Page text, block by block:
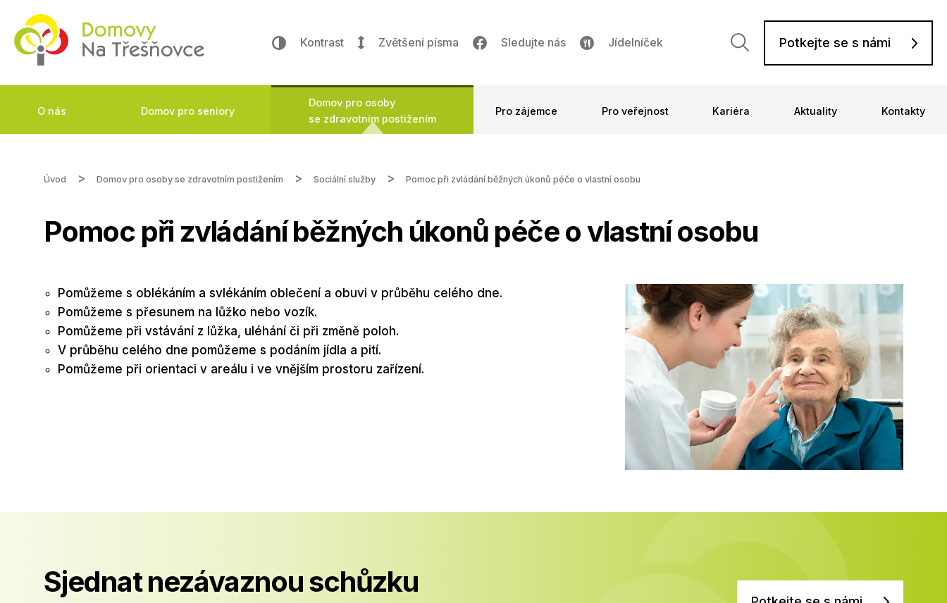
Kontrast Zvětšení písma Sledujte nás Jídelníček Potkejte se s námi
O nás Domov pro seniory
Domov pro osoby
se zdravotním postižením
Pro zájemce Pro veřejnost Kariéra Aktuality Kontakty
Úvod Domov pro osoby se zdravotním postižením Sociální služby Pomoc při zvládání běžných úkonů péče o vlastní osobu
Pomoc při zvládání běžných úkonů péče o vlastní osobu
Pomůžeme s oblékáním a svlékáním oblečení a obuvi v průběhu celého dne.
Pomůžeme s přesunem na lůžko nebo vozík.
Pomůžeme při vstávání z lůžka, uléhání či při změně poloh.
V průběhu celého dne pomůžeme s podáním jídla a pití.
Pomůžeme při orientaci v areálu i ve vnějším prostoru zařízení.
Sjednat nezávaznou schůzku